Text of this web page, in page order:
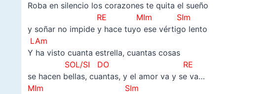
Roba en silencio los corazones te quita el sueño
RE
MIm SIm
y soñar no impide y hace tuyo ese vértigo lento
LAm
Y ha visto cuanta estrella, cuantas cosas
SOL/SI DO RE
se hacen bellas, cuantas, y el amor va y se va…
MIm
SIm